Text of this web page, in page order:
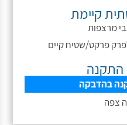
קיימת
מרצפות
פרקט/שטיח קיים
התקנה
בהדבקה
צפה